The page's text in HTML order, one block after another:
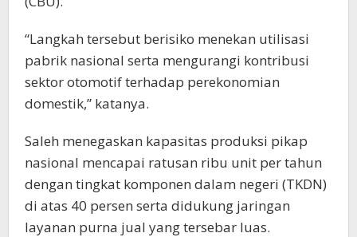
“Langkah tersebut berisiko menekan utilisasi
pabrik nasional serta mengurangi kontribusi
sektor otomotif terhadap perekonomian
domestik,” katanya.
Saleh menegaskan kapasitas produksi pikap
nasional mencapai ratusan ribu unit per tahun
dengan tingkat komponen dalam negeri (TKDN)
di atas 40 persen serta didukung jaringan
layanan purna jual yang tersebar luas.